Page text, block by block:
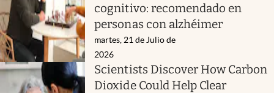
cognitivo: recomendado en
personas con alzhéimer
martes, 21 de Julio de
2026
Scientists Discover How Carbon
Dioxide Could Help Clear